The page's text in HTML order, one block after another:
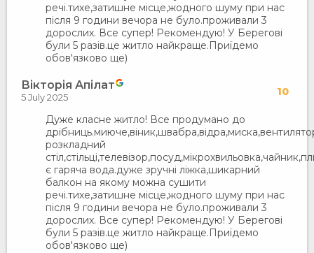
речі.тихе,затишне місце,жодного шуму при нас
після 9 години вечора не було.проживали 3
дорослих. Все супер! Рекомендую! У Берегові
були 5 разів.це житло найкраще.Приїдемо
обов'язково ще)
Вікторія Апілат 10
5 July 2025
Дуже класне житло! Все продумано до
розкладний
є гаряча вода.дуже зручні ліжка,шикарний
балкон на якому можна сушити
речі.тихе,затишне місце,жодного шуму при нас
після 9 години вечора не було.проживали 3
дорослих. Все супер! Рекомендую! У Берегові
були 5 разів.це житло найкраще.Приїдемо
обов'язково ще)